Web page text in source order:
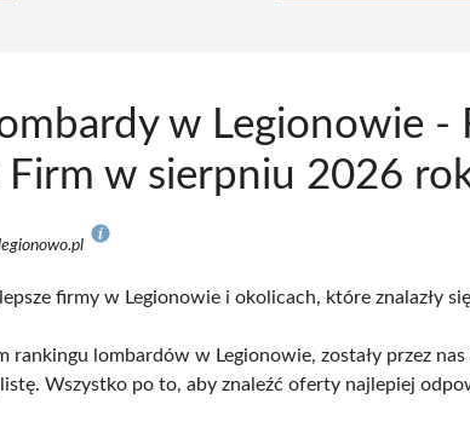
w Legionowie -
Firm w sierpniu 2026
firmy w Legionowie i okolicach, które znalazły
rankingu lombardów w Legionowie, zostały przez
Wszystko po to, aby znaleźć oferty najlepiej